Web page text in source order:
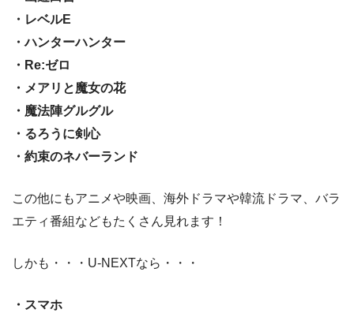
・レベルE
・ハンターハンター
・Re:ゼロ
・メアリと魔女の花
・魔法陣グルグル
・るろうに剣心
・約束のネバーランド
この他にもアニメや映画、海外ドラマや韓流ドラマ、バラ
エティ番組などもたくさん見れます！
しかも・・・U-NEXTなら・・・
・スマホ